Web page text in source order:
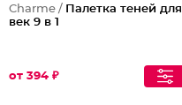
Charme / Палетка теней для
век 9 в 1
от 394 ₽